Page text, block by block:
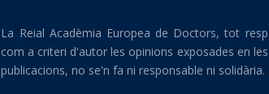
La Reial Acadèmia Europea de Doctors, tot
com a criteri d'autor les opinions exposades en
publicacions, no se'n fa ni responsable ni solidària.